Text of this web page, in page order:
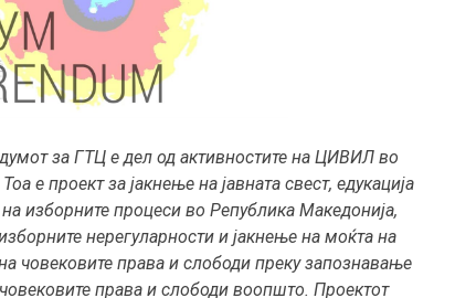
за ГТЦ е дел од активностите на ЦИВИЛ во
проект за јакнење на јавната свест, едукација
изборните процеси во Република Македонија,
нерегуларности и јакнење на моќта на
човековите права и слободи преку запознавање
човековите права и слободи воопшто. Проектот